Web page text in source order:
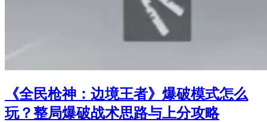
《全民枪神：边境王者》爆破模式怎么
玩？整局爆破战术思路与上分攻略